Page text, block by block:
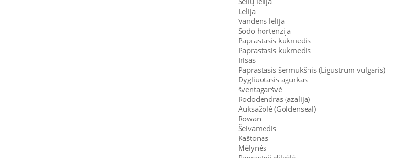
Lelija
Vandens lelija
Sodo hortenzija
Paprastasis kukmedis
Paprastasis kukmedis
Irisas
Paprastasis šermukšnis (Ligustrum vulgaris)
Dygliuotasis agurkas
šventagaršvė
Rododendras (azalija)
Auksažolė (Goldenseal)
Rowan
Šeivamedis
Kaštonas
Mėlynės